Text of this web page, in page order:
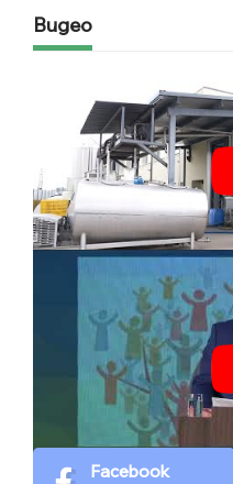
Видео
Facebook